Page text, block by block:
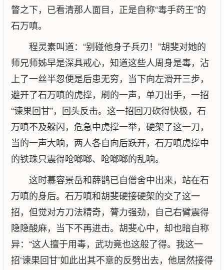
瞥之下，已看清那人面目，正是自称“毒手药王”的
石万嗔。
程灵素叫道：“别碰他身子兵刃！”胡斐对她的
师兄师姊早是深具戒心，知道这些人周身是毒，沾
上了一丝半忽便是后患无穷，当下向左滑开三步，
避开了石万嗔的虎撑，刷的一声，单刀出手，一招
“谏果回甘”，回头反击。这一招回刀砍得快极，石
万嗔不及躲闪，危急中虎撑一举，硬架了这一刀，
当的一声大响，两人各自向后跃开，石万嗔虎撑中
的铁珠只震得呛啷啷、呛啷啷的乱响。
这时慕容景岳和薛鹊已自僧舍中出来，站在石
万嗔的身后。石万嗔和胡斐硬接硬架的交了这一
招，但觉对方刀法精奇，膂力强劲，自己右臂震得
隐隐酸麻，当下不再进击。胡斐心中，却也暗自称
异：“这人擅于用毒，武功竟也这般了得。我这一
招‘谏果回甘’如此出其不意的反劈出去，他居然接得